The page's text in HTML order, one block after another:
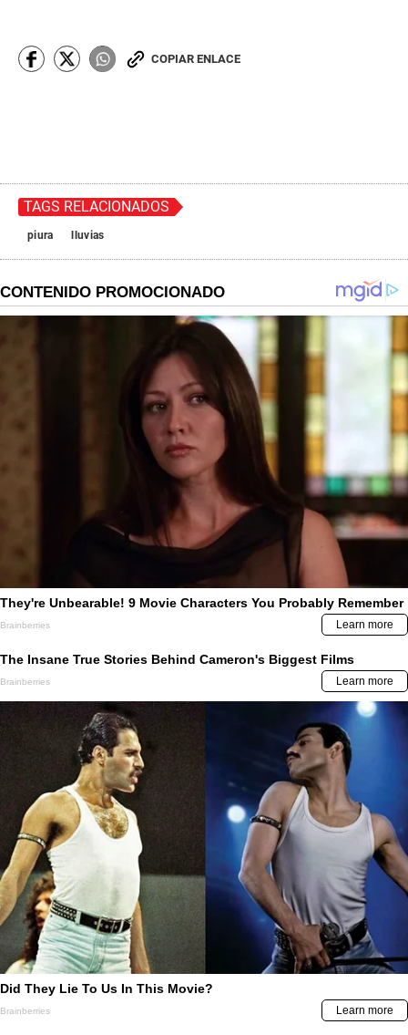
COPIAR ENLACE
TAGS RELACIONADOS
piura lluvias